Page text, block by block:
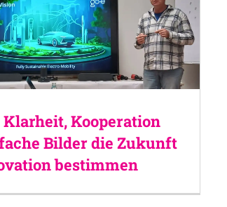
Kooperation
Bilder die Zukunft
bestimmen